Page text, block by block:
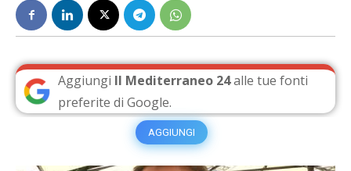
Aggiungi Il Mediterraneo 24alle tue fonti
preferite di Google.
AGGIUNGI